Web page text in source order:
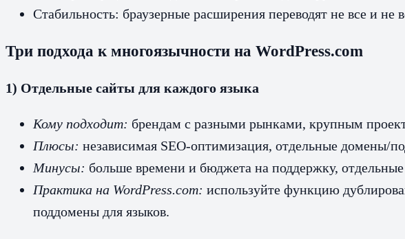
Стабильность: браузерные расширения переводят не все и
Три подхода к многоязычности на WordPress.com
1) Отдельные сайты для каждого языка
Кому подходит: брендам с разными рынками, крупным
Плюсы: независимая SEO-оптимизация, отдельные домены/
Минусы: больше времени и бюджета на поддержку,
Практика на WordPress.com: используйте функцию
поддомены для языков.